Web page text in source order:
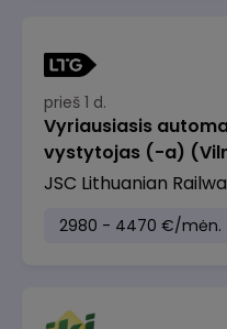
prieš 1 d.
Vyriausiasis
vystytojas (-a)
JSC Lithuanian
2980 - 4470 €/mėn.